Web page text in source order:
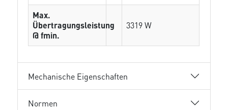
Max.
Übertragungsleistung
@ fmin.
3319 W
Mechanische Eigenschaften
Normen